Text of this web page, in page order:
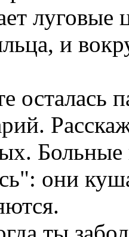
луговые
и
они